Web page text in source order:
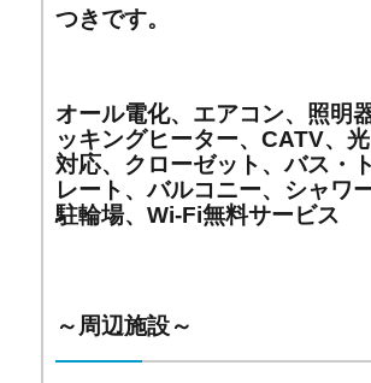
つきです。
オール電化、エアコン、照明
ッキングヒーター、CATV、
対応、クローゼット、バス・
レート、バルコニー、シャワ
駐輪場、Wi-Fi無料サービス
～周辺施設～